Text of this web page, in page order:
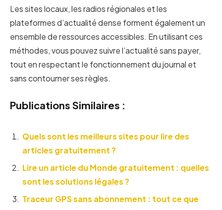
Les sites locaux, les radios régionales et les
plateformes d’actualité dense forment également un
ensemble de ressources accessibles. En utilisant ces
méthodes, vous pouvez suivre l’actualité sans payer,
tout en respectant le fonctionnement du journal et
sans contourner ses règles.
Publications Similaires :
Quels sont les meilleurs sites pour lire des
articles gratuitement ?
Lire un article du Monde gratuitement : quelles
sont les solutions légales ?
Traceur GPS sans abonnement : tout ce que